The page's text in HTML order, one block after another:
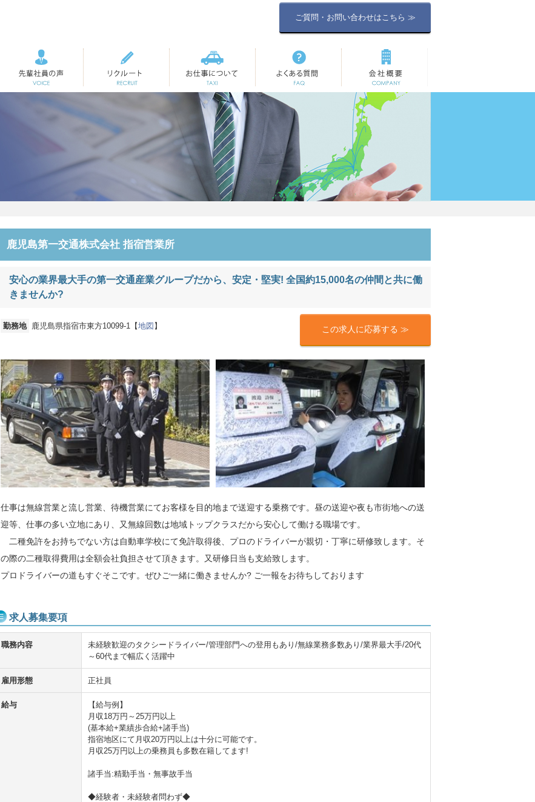
ご質問・お問い合わせはこちら ≫
先輩社員の声 リクルート お仕事について よくある質問 会社概要
鹿児島第一交通株式会社 指宿営業所
安心の業界最大手の第一交通産業グループだから、安定・堅実! 全国約15,000名の仲間と共に働
きませんか?
勤務地 鹿児島県指宿市東方10099-1【地図 】 この求人に応募する ≫
仕事は無線営業と流し営業、待機営業にてお客様を目的地まで送迎する乗務です。昼の送迎や夜も市街地への送
迎等、仕事の多い立地にあり、又無線回数は地域トップクラスだから安心して働ける職場です。
二種免許をお持ちでない方は自動車学校にて免許取得後、プロのドライバーが親切・丁寧に研修致します。そ
の際の二種取得費用は全額会社負担させて頂きます。又研修日当も支給致します。
プロドライバーの道もすぐそこです。ぜひご一緒に働きませんか? ご一報をお待ちしております
求人募集要項
職務内容
未経験歓迎のタクシードライバー/管理部門への登用もあり/無線業務多数あり/業界最大手/20代
～60代まで幅広く活躍中
雇用形態 正社員
給与
【給与例】
月収18万円～25万円以上
(基本給+業績歩合給+諸手当)
指宿地区にて月収20万円以上は十分に可能です。
月収25万円以上の乗務員も多数在籍してます!
諸手当:精勤手当・無事故手当
◆経験者・未経験者問わず◆